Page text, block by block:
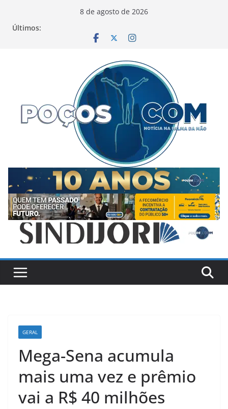
8 de agosto de 2026
Últimos:
GERAL
Mega-Sena acumula
mais uma vez e prêmio
vai a R$ 40 milhões